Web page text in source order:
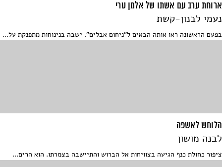
ארוחת ערב עם אשתו של אלמן טרי
נעמי לבנון-קשת
בפעם הראשונה ראו אותה הבאים ל"ניחום אבלים". ישבה בנינוחות מתפנקת על...
הלוחש לאשפה
לבנה מושון
ציפור כחולת כנף הגיעה בצוויחות אל הברוש והתיישבה בצמרתו. הוא הרים...